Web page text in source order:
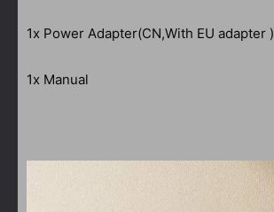
1x Power Adapter(CN,With EU adapter )
1x Manual